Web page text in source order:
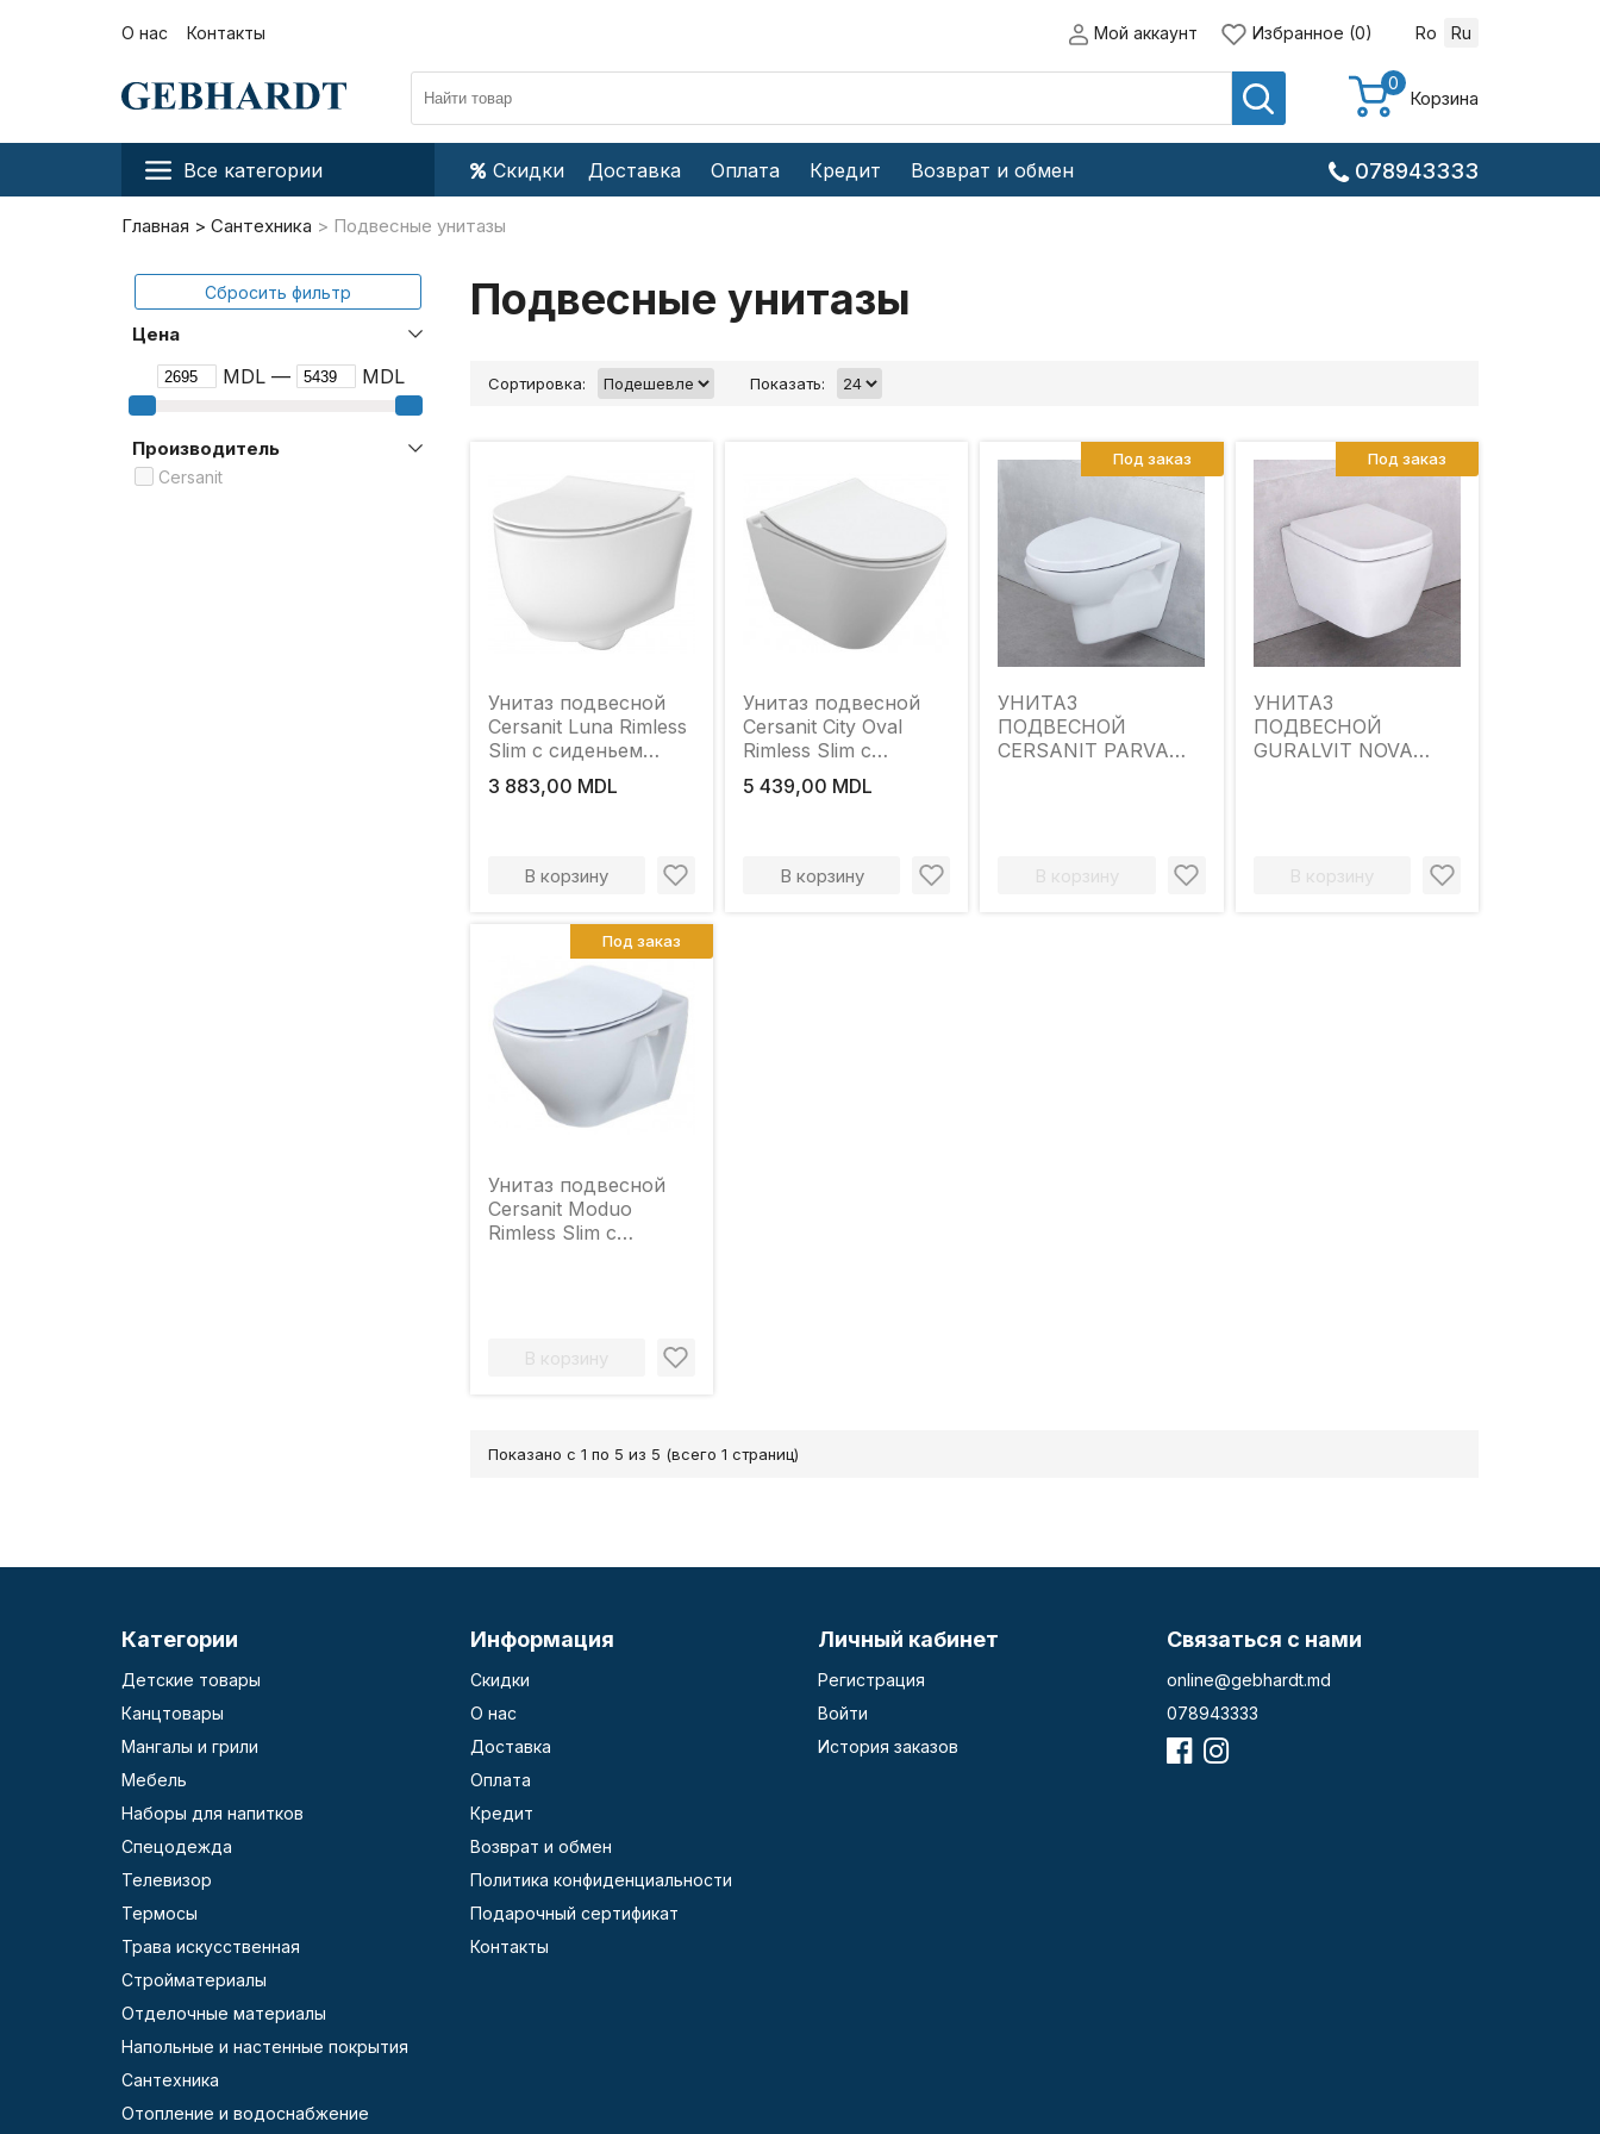
О нас Контакты Мой аккаунт Избранное (0) Ro Ru
0
Корзина
Все категории Скидки Доставка Оплата Кредит Возврат и обмен 078943333
Главная Сантехника Подвесные унитазы
Сбросить фильтр
Цена
MDL — MDL
Производитель
Cersanit
Подвесные унитазы
Сортировка: Показать:
Унитаз подвесной
Cersanit Luna Rimless
Slim с сиденьем
микролифт DRP
3 883,00 MDL
В корзину
Унитаз подвесной
Cersanit City Oval
Rimless Slim с
сиденьем микролифт
DRP
5 439,00 MDL
В корзину
УНИТАЗ
ПОДВЕСНОЙ
CERSANIT PARVA
В корзину
Под заказ
УНИТАЗ
ПОДВЕСНОЙ
GURALVIT NOVA
В корзину
Под заказ
Унитаз подвесной
Cersanit Moduo
Rimless Slim с
В корзину
Под заказ
Показано с 1 по 5 из 5 (всего 1 страниц)
Категории
Детские товары
Канцтовары
Мангалы и грили
Мебель
Наборы для напитков
Спецодежда
Телевизор
Термосы
Трава искусственная
Стройматериалы
Отделочные материалы
Напольные и настенные покрытия
Сантехника
Отопление и водоснабжение
Информация
Скидки
О нас
Доставка
Оплата
Кредит
Возврат и обмен
Политика конфиденциальности
Подарочный сертификат
Контакты
Личный кабинет
Регистрация
Войти
История заказов
Связаться с нами
online@gebhardt.md
078943333